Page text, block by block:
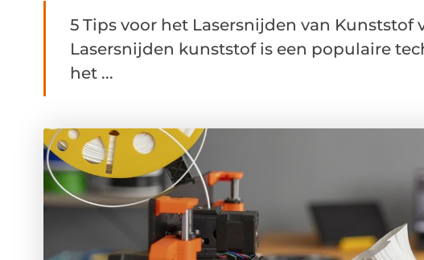
5 Tips voor het Lasersnijden van
Lasersnijden kunststof is een populaire
het ...